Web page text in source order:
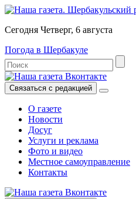
Сегодня Четверг, 6 августа
Погода в Шербакуле
Связаться с редакцией
О газете
Новости
Досуг
Услуги и реклама
Фото и видео
Местное самоуправление
Контакты